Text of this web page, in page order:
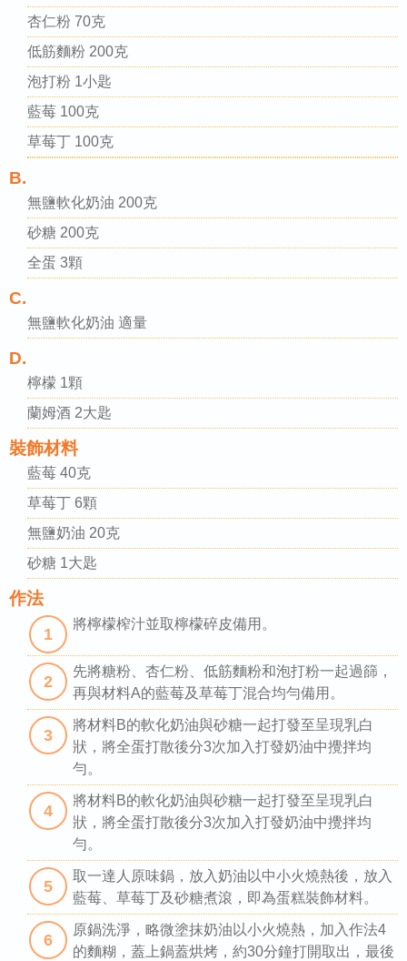
杏仁粉 70克
低筋麵粉 200克
泡打粉 1小匙
藍莓 100克
草莓丁 100克
B.
無鹽軟化奶油 200克
砂糖 200克
全蛋 3顆
C.
無鹽軟化奶油 適量
D.
檸檬 1顆
蘭姆酒 2大匙
裝飾材料
藍莓 40克
草莓丁 6顆
無鹽奶油 20克
砂糖 1大匙
作法
1
將檸檬榨汁並取檸檬碎皮備用。
2
先將糖粉、杏仁粉、低筋麵粉和泡打粉一起過篩，
再與材料A的藍莓及草莓丁混合均勻備用。
3
將材料B的軟化奶油與砂糖一起打發至呈現乳白
狀，將全蛋打散後分3次加入打發奶油中攪拌均
勻。
4
將材料B的軟化奶油與砂糖一起打發至呈現乳白
狀，將全蛋打散後分3次加入打發奶油中攪拌均
勻。
5
取一達人原味鍋，放入奶油以中小火燒熱後，放入
藍莓、草莓丁及砂糖煮滾，即為蛋糕裝飾材料。
6
原鍋洗淨，略微塗抹奶油以小火燒熱，加入作法4
的麵糊，蓋上鍋蓋烘烤，約30分鐘打開取出，最後